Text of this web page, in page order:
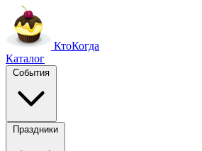
КтоКогда
Каталог
События
Праздники